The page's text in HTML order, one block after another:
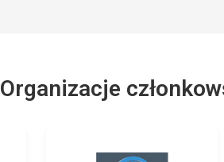
Organizacje